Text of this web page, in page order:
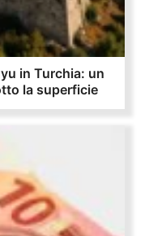
in Turchia: un
la superficie